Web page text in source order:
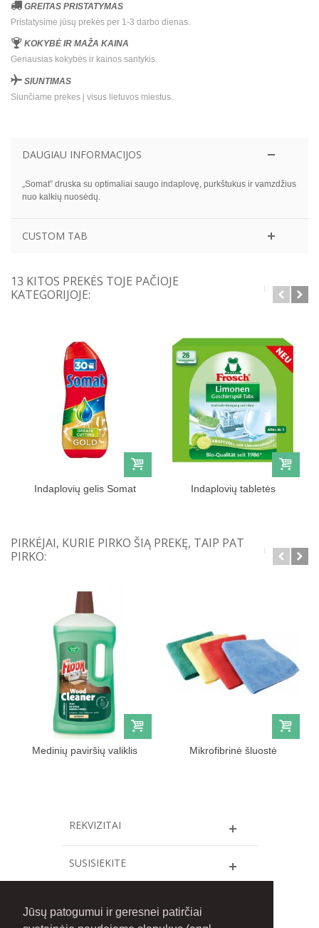
Jūsų patogumui ir geresnei patirčiai
GREITAS PRISTATYMAS
Pristatysime jūsų prekės per 1-3 darbo dienas.
KOKYBĖ IR MAŽA KAINA
Geriausias kokybės ir kainos santykis.
SIUNTIMAS
Siunčiame prekes į visus lietuvos miestus.
DAUGIAU INFORMACIJOS
„Somat” druska su optimaliai saugo indaplovę, purkštukus ir vamzdžius
nuo kalkių nuosėdų.
CUSTOM TAB
13 KITOS PREKĖS TOJE PAČIOJE
KATEGORIJOJE:
Indaplovių gelis Somat
Indaplovių tabletės
PIRKĖJAI, KURIE PIRKO ŠIĄ PREKĘ, TAIP PAT
PIRKO:
Medinių paviršių valiklis
Mikrofibrinė šluostė
REKVIZITAI
SUSISIEKITE